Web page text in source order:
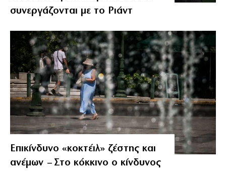
συνεργάζονται με το Ριάντ
Επικίνδυνο «κοκτέιλ» ζέστης και
ανέμων – Στο κόκκινο ο κίνδυνος